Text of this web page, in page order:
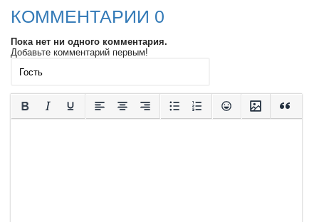
КОММЕНТАРИИ 0
Пока нет ни одного комментария.
Добавьте комментарий первым!